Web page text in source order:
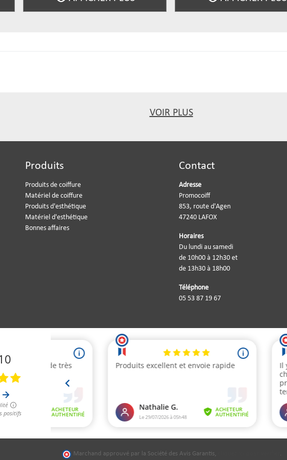
VOIR PLUS
Produits
Produits de coiffure
Matériel de coiffure
Produits d'esthétique
Matériel d'esthétique
Bonnes affaires
Contact
Adresse
Promocoiff
853, route d'Agen
47240 LAFOX
Horaires
Du lundi au samedi
de 10h00 à 12h30 et
de 13h30 à 18h00
Téléphone
05 53 87 19 67
Marchand approuvé par la Société des Avis Garantis, .